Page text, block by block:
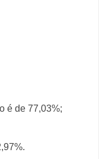
é de 77,03%;